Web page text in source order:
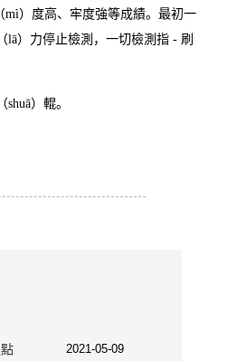
mì）度高、牢度強等成績。最初一
lā）力停止檢測，一切檢測指 - 刷
）輥。
2021-05-09